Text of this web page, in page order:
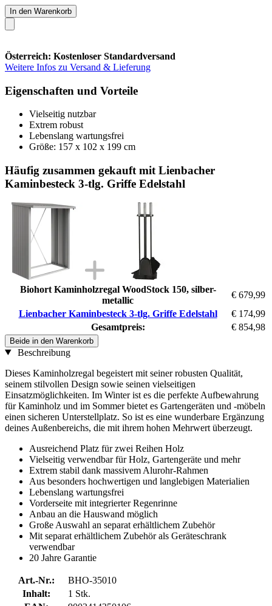
In den Warenkorb
Österreich: Kostenloser Standardversand
Weitere Infos zu Versand & Lieferung
Eigenschaften und Vorteile
Vielseitig nutzbar
Extrem robust
Lebenslang wartungsfrei
Größe: 157 x 102 x 199 cm
Häufig zusammen gekauft mit Lienbacher
Kaminbesteck 3-tlg. Griffe Edelstahl
Biohort Kaminholzregal WoodStock 150, silber-
metallic
€ 679,99
Lienbacher Kaminbesteck 3-tlg. Griffe Edelstahl
€ 174,99
Gesamtpreis:
€ 854,98
Beide in den Warenkorb
Beschreibung
Dieses Kaminholzregal begeistert mit seiner robusten Qualität,
seinem stilvollen Design sowie seinen vielseitigen
Einsatzmöglichkeiten. Im Winter ist es die perfekte Aufbewahrung
für Kaminholz und im Sommer bietet es Gartengeräten und -möbeln
einen sicheren Unterstellplatz. So ist es eine wunderbare Ergänzung
deines Außenbereichs, die mit ihrem hohen Mehrwert überzeugt.
Ausreichend Platz für zwei Reihen Holz
Vielseitig verwendbar für Holz, Gartengeräte und mehr
Extrem stabil dank massivem Alurohr-Rahmen
Aus besonders hochwertigen und langlebigen Materialien
Lebenslang wartungsfrei
Vorderseite mit integrierter Regenrinne
Anbau an die Hauswand möglich
Große Auswahl an separat erhältlichem Zubehör
Mit separat erhältlichem Zubehör als Geräteschrank
verwendbar
20 Jahre Garantie
Art.-Nr.:
BHO-35010
Inhalt:
1 Stk.